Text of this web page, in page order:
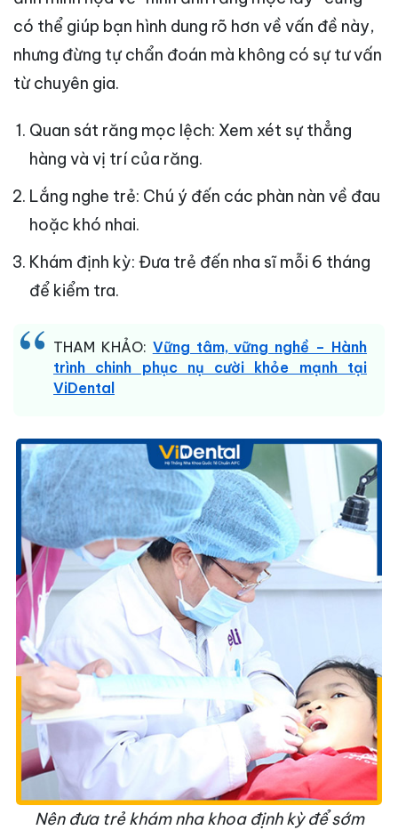
có thể giúp bạn hình dung rõ hơn về vấn đề này,
nhưng đừng tự chẩn đoán mà không có sự tư vấn
từ chuyên gia.
Quan sát răng mọc lệch: Xem xét sự thẳng
hàng và vị trí của răng.
Lắng nghe trẻ: Chú ý đến các phàn nàn về đau
hoặc khó nhai.
Khám định kỳ: Đưa trẻ đến nha sĩ mỗi 6 tháng
để kiểm tra.
THAM KHẢO: Vững tâm, vững nghề – Hành
trình chinh phục nụ cười khỏe mạnh tại
ViDental
Nên đưa trẻ khám nha khoa định kỳ để sớm